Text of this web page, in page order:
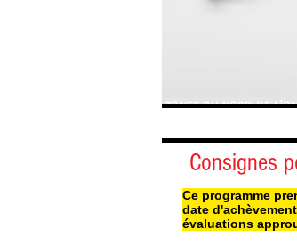
ZONES DU NORD DE
Consignes
Ce programme
date
évaluations